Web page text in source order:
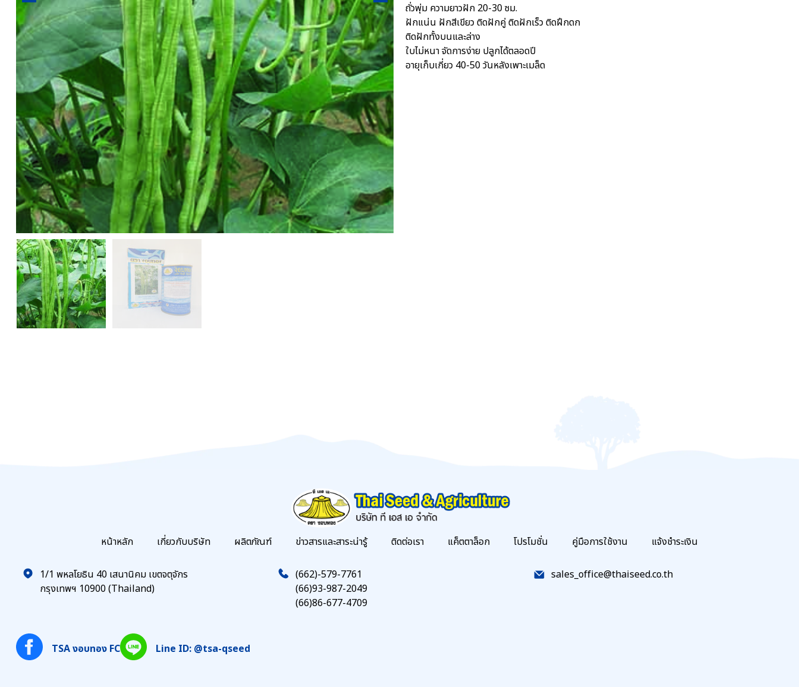
ถั่วพุ่ม ความยาวฝัก 20-30 ซม.
ฝักแน่น ฝักสีเขียว ติดฝักคู่ ติดฝักเร็ว ติดฝึกดก
ติดฝักทั้งบนและล่าง
ใบไม่หนา จัดการง่าย ปลูกได้ตลอดปี
อายุเก็บเกี่ยว 40-50 วันหลังเพาะเมล็ด
หน้าหลัก เกี่ยวกับบริษัท ผลิตภัณฑ์ ข่าวสารและสาระน่ารู้ ติดต่อเรา แค็ตตาล็อก โปรโมชั่น คู่มือการใช้งาน แจ้งชำระเงิน
1/1 พหลโยธิน 40 เสนานิคม เขตจตุจักร
กรุงเทพฯ 10900 (Thailand)
(662)-579-7761
(66)93-987-2049
(66)86-677-4709
sales_office@thaiseed.co.th
TSA งอบทอง FC Line ID: @tsa-qseed